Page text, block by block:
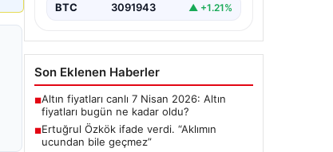
BTC 3091943 ▲ +1.21%
Son Eklenen Haberler
■Altın fiyatları canlı 7 Nisan 2026: Altın
fiyatları bugün ne kadar oldu?
■Ertuğrul Özkök ifade verdi. “Aklımın
ucundan bile geçmez”